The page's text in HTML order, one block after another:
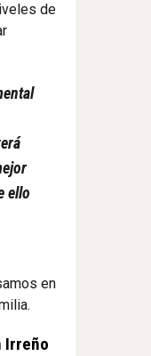
de
ello
en
Irreño